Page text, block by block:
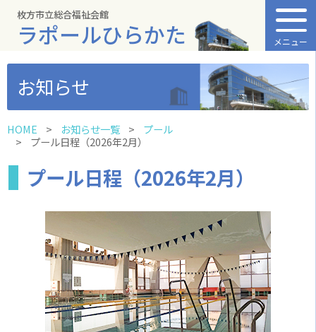
枚方市立総合福祉会館
ラポールひらかた メニュー
お知らせ
HOME お知らせ一覧
プール
プール日程（2026年2月）
プール日程（2026年2月）